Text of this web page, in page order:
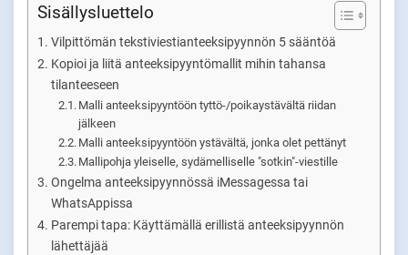
Sisällysluettelo
Vilpittömän tekstiviestianteeksipyynnön 5 sääntöä
Kopioi ja liitä anteeksipyyntömallit mihin tahansa
tilanteeseen
Malli anteeksipyyntöön tyttö-/poikaystävältä riidan
jälkeen
Malli anteeksipyyntöön ystävältä, jonka olet pettänyt
Mallipohja yleiselle, sydämelliselle "sotkin"-viestille
Ongelma anteeksipyynnössä iMessagessa tai
WhatsAppissa
Parempi tapa: Käyttämällä erillistä anteeksipyynnön
lähettäjää